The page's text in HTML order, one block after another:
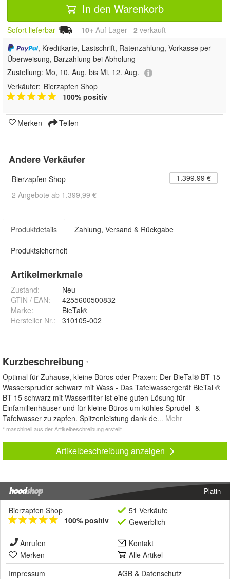
In den Warenkorb
Sofort lieferbar 10+ Auf Lager 2 verkauft
, Kreditkarte, Lastschrift, Ratenzahlung, Vorkasse per
Überweisung, Barzahlung bei Abholung
Zustellung: Mo, 10. Aug. bis Mi, 12. Aug.
Verkäufer: Bierzapfen Shop
100% positiv
Merken Teilen
Andere Verkäufer
Bierzapfen Shop
1.399,99 €
2 Angebote ab 1.399,99 €
Produktdetails Zahlung, Versand & Rückgabe
Produktsicherheit
Artikelmerkmale
Zustand:
Neu
GTIN / EAN:
4255600500832
Marke:
BieTal®
Hersteller Nr.:
310105-002
Kurzbeschreibung *
Optimal für Zuhause, kleine Büros oder Praxen: Der BieTal® BT-15
Wassersprudler schwarz mit Wass - Das Tafelwassergerät BieTal ®
BT-15 schwarz mit Wasserfilter ist eine guten Lösung für
Einfamilienhäuser und für kleine Büros um kühles Sprudel- &
Tafelwasser zu zapfen. Spitzenleistung dank de... Mehr
* maschinell aus der Artikelbeschreibung erstellt
Artikelbeschreibung anzeigen
Platin
Bierzapfen Shop
100% positiv
51 Verkäufe
Gewerblich
Anrufen
Kontakt
Merken
Alle Artikel
Impressum
AGB & Datenschutz